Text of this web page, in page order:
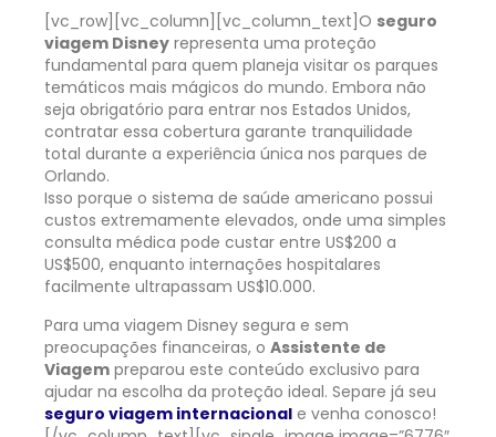
[vc_row][vc_column][vc_column_text] O seguro
viagem Disney representa uma proteção
fundamental para quem planeja visitar os parques
temáticos mais mágicos do mundo. Embora não
seja obrigatório para entrar nos Estados Unidos,
contratar essa cobertura garante tranquilidade
total durante a experiência única nos parques de
Orlando.
Isso porque o sistema de saúde americano possui
custos extremamente elevados, onde uma simples
consulta médica pode custar entre US$200 a
US$500, enquanto internações hospitalares
facilmente ultrapassam US$10.000.
Para uma viagem Disney segura e sem
preocupações financeiras, o Assistente de
Viagem preparou este conteúdo exclusivo para
ajudar na escolha da proteção ideal. Separe já seu
seguro viagem internacional e venha conosco!